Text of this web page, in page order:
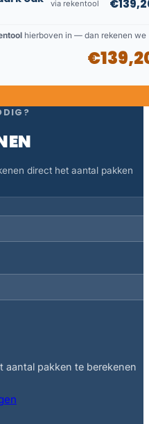
via rekentool
hierboven in — dan rekenen we
direct het aantal pakken
aantal pakken te berekenen